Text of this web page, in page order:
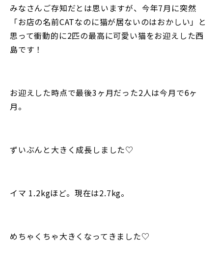
みなさんご存知だとは思いますが、今年7月に突然
「お店の名前CATなのに猫が居ないのはおかしい」と
思って衝動的に2匹の最高に可愛い猫をお迎えした西
島です！
お迎えした時点で最後3ヶ月だった2人は今月で6ヶ
月。
ずいぶんと大きく成長しました♡
イマ 1.2kgほど。現在は2.7kg。
めちゃくちゃ大きくなってきました♡